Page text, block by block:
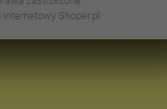
internetowy Shoper.pl